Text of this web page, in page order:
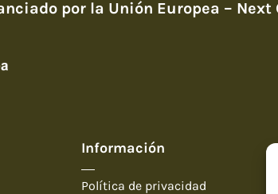
por la Unión Europea – Next
Información
Política de privacidad